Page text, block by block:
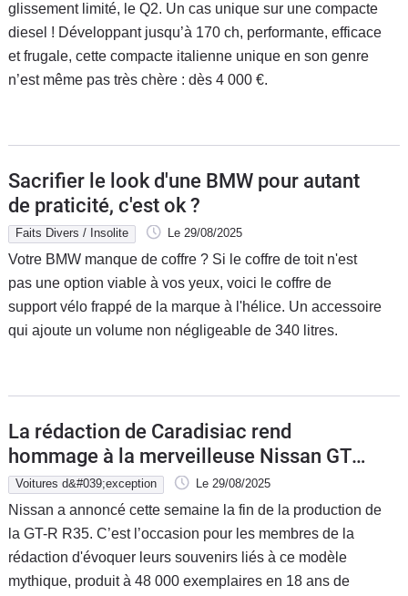
glissement limité, le Q2. Un cas unique sur une compacte
diesel ! Développant jusqu’à 170 ch, performante, efficace
et frugale, cette compacte italienne unique en son genre
n’est même pas très chère : dès 4 000 €.
Sacrifier le look d'une BMW pour autant
de praticité, c'est ok ?
Faits Divers / Insolite Le 29/08/2025
Votre BMW manque de coffre ? Si le coffre de toit n'est
pas une option viable à vos yeux, voici le coffre de
support vélo frappé de la marque à l'hélice. Un accessoire
qui ajoute un volume non négligeable de 340 litres.
La rédaction de Caradisiac rend
hommage à la merveilleuse Nissan GT-
RVoitures d&#039;exception Le 29/08/2025
Nissan a annoncé cette semaine la fin de la production de
la GT-R R35. C’est l’occasion pour les membres de la
rédaction d'évoquer leurs souvenirs liés à ce modèle
mythique, produit à 48 000 exemplaires en 18 ans de